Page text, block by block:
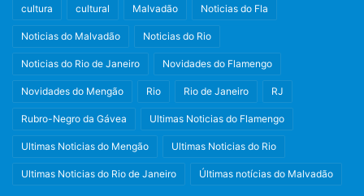
cultura cultural Malvadão Noticias do Fla
Noticias do Malvadão Noticias do Rio
Noticias do Rio de Janeiro Novidades do Flamengo
Novidades do Mengão Rio Rio de Janeiro RJ
Rubro-Negro da Gávea Ultimas Noticias do Flamengo
Ultimas Noticias do Mengão Ultimas Noticias do Rio
Ultimas Noticias do Rio de Janeiro Últimas notícias do Malvadão